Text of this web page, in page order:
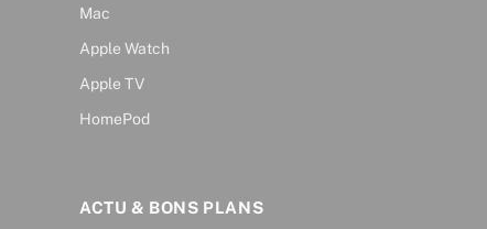
Mac
Apple Watch
Apple TV
HomePod
ACTU & BONS PLANS